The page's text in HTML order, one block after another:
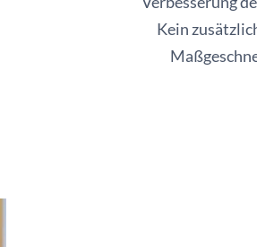
Kein